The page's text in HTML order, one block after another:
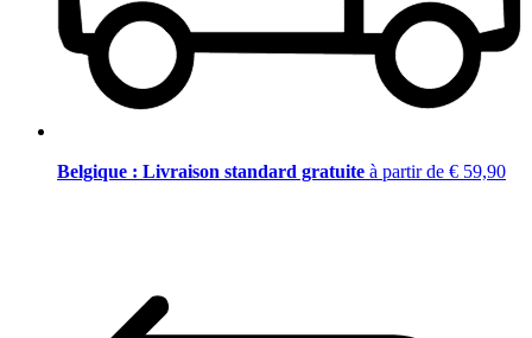
Belgique : Livraison standard gratuite à partir de € 59,90